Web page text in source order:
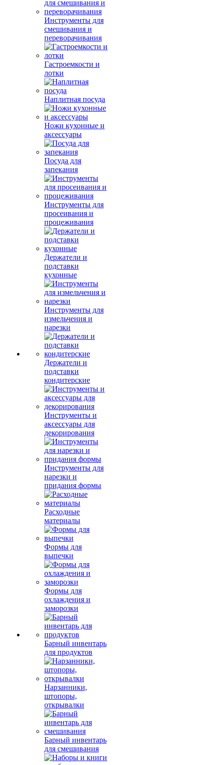
Инструменты для
смешивания и
переворачивания
Гастроемкости и
лотки
Наплитная посуда
Ножи кухонные и
аксессуары
Посуда для
запекания
Инструменты для
просеивания и
процеживания
Держатели и
подставки
кухонные
Инструменты для
измельчения и
нарезки
Держатели и
подставки
кондитерские
Инструменты и
аксессуары для
декорирования
Инструменты для
нарезки и
придания формы
Расходные
материалы
Формы для
выпечки
Формы для
охлаждения и
заморозки
Барный инвентарь
для продуктов
Нарзанники,
штопоры,
открывалки
Барный инвентарь
для смешивания